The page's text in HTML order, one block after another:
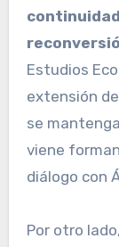
Estudios
extensión
se
viene
diálogo con
Por otro